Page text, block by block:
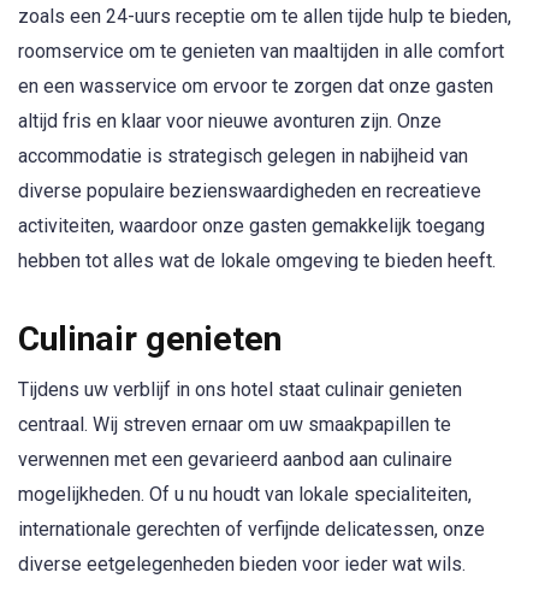
zoals een 24-uurs receptie om te allen tijde hulp te bieden,
roomservice om te genieten van maaltijden in alle comfort
en een wasservice om ervoor te zorgen dat onze gasten
altijd fris en klaar voor nieuwe avonturen zijn. Onze
accommodatie is strategisch gelegen in nabijheid van
diverse populaire bezienswaardigheden en recreatieve
activiteiten, waardoor onze gasten gemakkelijk toegang
hebben tot alles wat de lokale omgeving te bieden heeft.
Culinair genieten
Tijdens uw verblijf in ons hotel staat culinair genieten
centraal. Wij streven ernaar om uw smaakpapillen te
verwennen met een gevarieerd aanbod aan culinaire
mogelijkheden. Of u nu houdt van lokale specialiteiten,
internationale gerechten of verfijnde delicatessen, onze
diverse eetgelegenheden bieden voor ieder wat wils.